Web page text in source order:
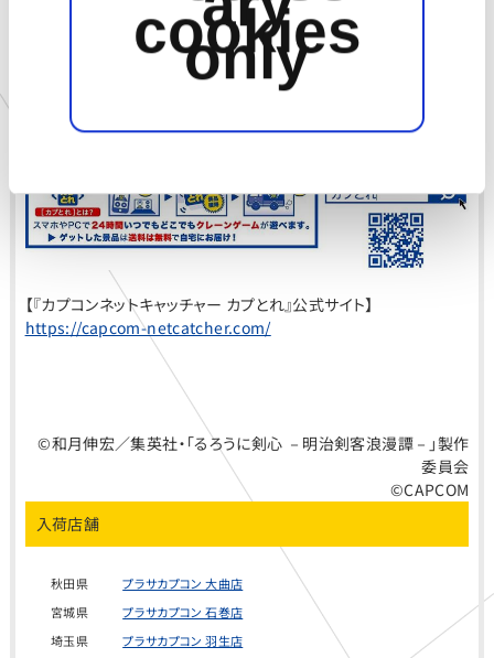
と共有しま
す。これら
のパートナ
ーは、その
情報を、お
客様が提供
したその他
cookies
only
スマホやパソコンからネットを通じて、本物のクレーンゲームが24
時間いつでもどこでも楽しめるサービスです。
獲得した景品はお客様に直接、お客様へ送られます。また、カプコ
【『カプコンネットキャッチャー カプとれ』公式サイト】
https://capcom-netcatcher.com/
©和月伸宏／集英社・「るろうに剣心 －明治剣客浪漫譚－」製作
委員会
©CAPCOM
入荷店舗
秋田県
プラサカプコン 大曲店
宮城県
プラサカプコン 石巻店
埼玉県
プラサカプコン 羽生店